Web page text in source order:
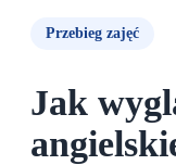
Przebieg zajęć
Jak